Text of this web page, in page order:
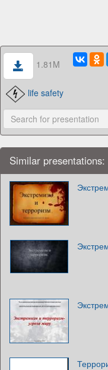
1.81M
life safety
Similar presentations: